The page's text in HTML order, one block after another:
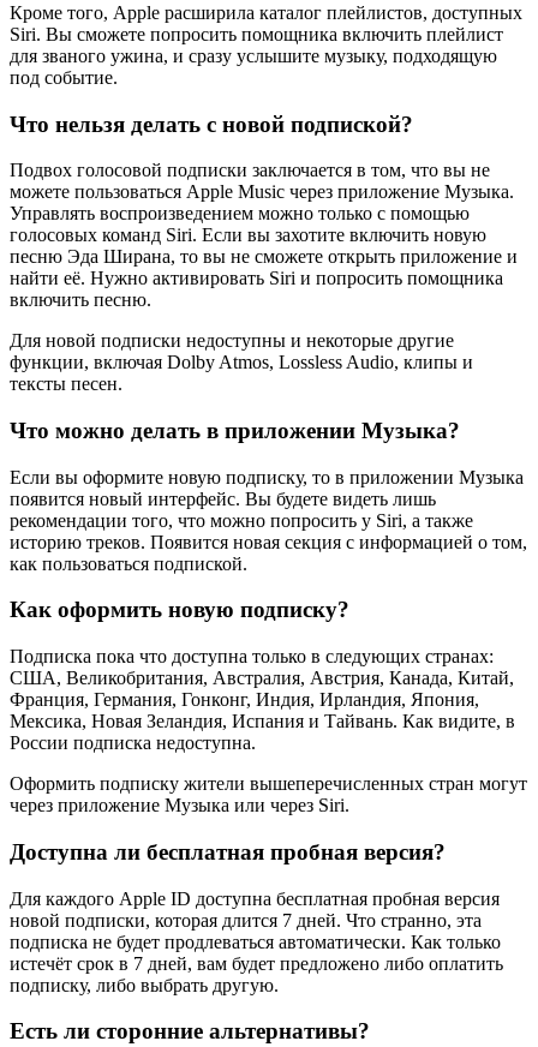
Кроме того, Apple расширила каталог плейлистов, доступных
Siri. Вы сможете попросить помощника включить плейлист
для званого ужина, и сразу услышите музыку, подходящую
под событие.
Что нельзя делать с новой подпиской?
Подвох голосовой подписки заключается в том, что вы не
можете пользоваться Apple Music через приложение Музыка.
Управлять воспроизведением можно только с помощью
голосовых команд Siri. Если вы захотите включить новую
песню Эда Ширана, то вы не сможете открыть приложение и
найти её. Нужно активировать Siri и попросить помощника
включить песню.
Для новой подписки недоступны и некоторые другие
функции, включая Dolby Atmos, Lossless Audio, клипы и
тексты песен.
Что можно делать в приложении Музыка?
Если вы оформите новую подписку, то в приложении Музыка
появится новый интерфейс. Вы будете видеть лишь
рекомендации того, что можно попросить у Siri, а также
историю треков. Появится новая секция с информацией о том,
как пользоваться подпиской.
Как оформить новую подписку?
Подписка пока что доступна только в следующих странах:
США, Великобритания, Австралия, Австрия, Канада, Китай,
Франция, Германия, Гонконг, Индия, Ирландия, Япония,
Мексика, Новая Зеландия, Испания и Тайвань. Как видите, в
России подписка недоступна.
Оформить подписку жители вышеперечисленных стран могут
через приложение Музыка или через Siri.
Доступна ли бесплатная пробная версия?
Для каждого Apple ID доступна бесплатная пробная версия
новой подписки, которая длится 7 дней. Что странно, эта
подписка не будет продлеваться автоматически. Как только
истечёт срок в 7 дней, вам будет предложено либо оплатить
подписку, либо выбрать другую.
Есть ли сторонние альтернативы?